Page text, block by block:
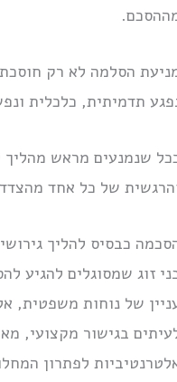
הסלמה לא רק
תדמיתית, כלכלית
שנמנעים מראש מהליך
של כל אחד
כבסיס להליך
זוג שמסוגלים להגיע
של נוחות משפטית,
בגישור מקצועי,
לפתרון